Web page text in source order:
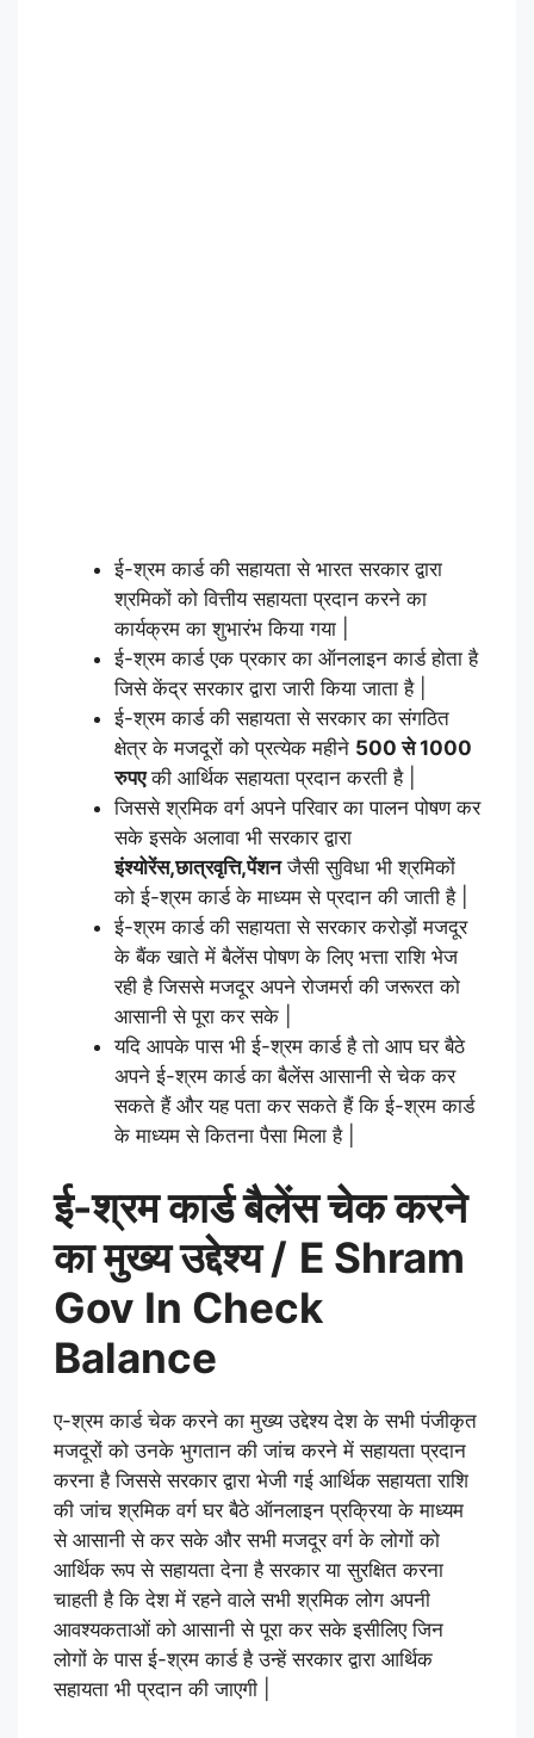
ई-श्रम कार्ड की सहायता से भारत सरकार द्वारा
श्रमिकों को वित्तीय सहायता प्रदान करने का
कार्यक्रम का शुभारंभ किया गया |
ई-श्रम कार्ड एक प्रकार का ऑनलाइन कार्ड होता है
जिसे केंद्र सरकार द्वारा जारी किया जाता है |
ई-श्रम कार्ड की सहायता से सरकार का संगठित
क्षेत्र के मजदूरों को प्रत्येक महीने 500 से 1000
रुपएकी आर्थिक सहायता प्रदान करती है |
जिससे श्रमिक वर्ग अपने परिवार का पालन पोषण कर
सके इसके अलावा भी सरकार द्वारा
इंश्योरेंस,छात्रवृत्ति,पेंशनजैसी सुविधा भी श्रमिकों
को ई-श्रम कार्ड के माध्यम से प्रदान की जाती है |
ई-श्रम कार्ड की सहायता से सरकार करोड़ों मजदूर
के बैंक खाते में बैलेंस पोषण के लिए भत्ता राशि भेज
रही है जिससे मजदूर अपने रोजमर्रा की जरूरत को
आसानी से पूरा कर सके |
यदि आपके पास भी ई-श्रम कार्ड है तो आप घर बैठे
अपने ई-श्रम कार्ड का बैलेंस आसानी से चेक कर
सकते हैं और यह पता कर सकते हैं कि ई-श्रम कार्ड
के माध्यम से कितना पैसा मिला है |
ई-श्रम कार्ड बैलेंस चेक करने
का मुख्य उद्देश्य / E Shram
Gov In Check
Balance
ए-श्रम कार्ड चेक करने का मुख्य उद्देश्य देश के सभी पंजीकृत
मजदूरों को उनके भुगतान की जांच करने में सहायता प्रदान
करना है जिससे सरकार द्वारा भेजी गई आर्थिक सहायता राशि
की जांच श्रमिक वर्ग घर बैठे ऑनलाइन प्रक्रिया के माध्यम
से आसानी से कर सके और सभी मजदूर वर्ग के लोगों को
आर्थिक रूप से सहायता देना है सरकार या सुरक्षित करना
चाहती है कि देश में रहने वाले सभी श्रमिक लोग अपनी
आवश्यकताओं को आसानी से पूरा कर सके इसीलिए जिन
लोगों के पास ई-श्रम कार्ड है उन्हें सरकार द्वारा आर्थिक
सहायता भी प्रदान की जाएगी |